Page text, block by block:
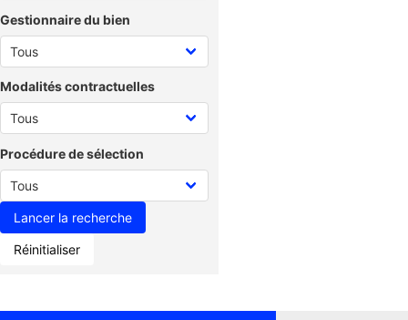
Gestionnaire du bien
Modalités contractuelles
Procédure de sélection
Réinitialiser